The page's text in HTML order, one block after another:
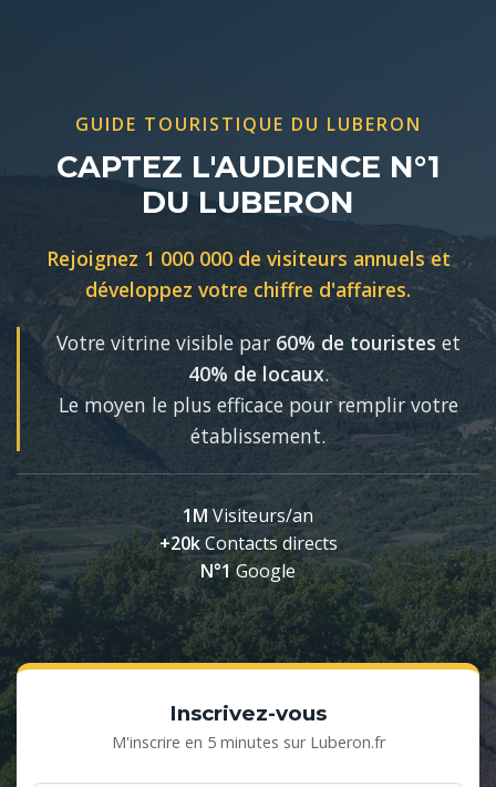
GUIDE TOURISTIQUE DU LUBERON
CAPTEZ L'AUDIENCE N°1
DU LUBERON
Rejoignez 1 000 000 de visiteurs annuels et
développez votre chiffre d'affaires.
Votre vitrine visible par 60% de touristes et
40% de locaux.
Le moyen le plus efficace pour remplir votre
établissement.
1M Visiteurs/an
+20k Contacts directs
N°1Google
Inscrivez-vous
M'inscrire en 5 minutes sur Luberon.fr